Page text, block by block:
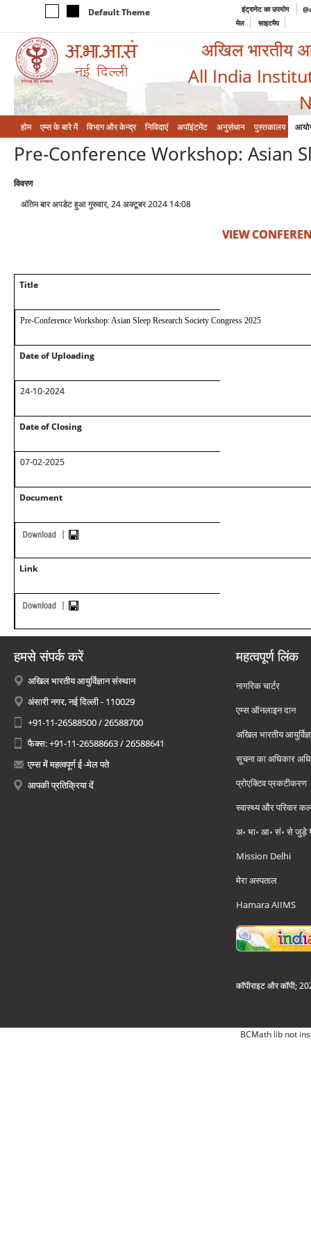
Default Theme इंट्रानेट का उपयोग
मेल
साइटमैप
अखिल भारतीय
All India
होम एम्‍स के बारे में विभाग और केन्‍द्र निविदाएं अपॉइंटमेंट अनुसंधान पुस्तकालय
Pre-Conference Workshop: Asian
विवरण
अंतिम बार अपडेट हुआ गुरुवार, 24 अक्टूबर 2024 14:08
VIEW
Title
Pre-Conference Workshop: Asian Sleep Research Society Congress 2025
Date of Uploading
24-10-2024
Date of Closing
07-02-2025
Document
Link
हमसे संपर्क करें
अखिल भारतीय आयुर्विज्ञान संस्थान
अंसारी नगर, नई दिल्ली - 110029
+91-11-26588500 / 26588700
फैक्स: +91-11-26588663 / 26588641
एम्स में महत्वपूर्ण ई -मेल पते
आपकी प्रतिक्रिया दें
महत्वपूर्ण लिंक
नागरिक चार्टर
एम्स ऑनलाइन दान
अखिल भारतीय
सूचना का अधिकार
प्रोएक्टिव प्रकटीकरण
स्वास्थ्य और परिवार
अ॰ भा॰ आ॰ सं॰ से जुड़े
Mission Delhi
मेरा अस्पताल
Hamara AIIMS
कॉपीराइट और कॉपी;
BCMath lib not